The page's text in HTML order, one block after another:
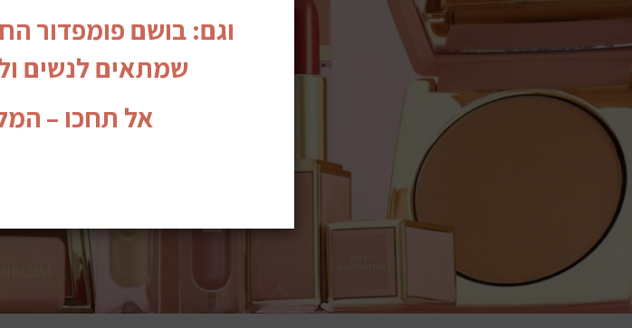
וגם: בושם פומפדור
שמתאים לנשים
אל תחכו –